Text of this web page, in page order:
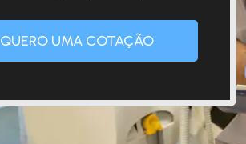
QUERO UMA COTAÇÃO